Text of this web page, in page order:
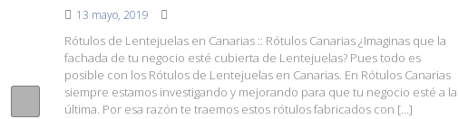
13 mayo, 2019
Rótulos de Lentejuelas en Canarias :: Rótulos Canarias ¿Imaginas que la
fachada de tu negocio esté cubierta de Lentejuelas? Pues todo es
posible con los Rótulos de Lentejuelas en Canarias. En Rótulos Canarias
siempre estamos investigando y mejorando para que tu negocio esté a la
última. Por esa razón te traemos estos rótulos fabricados con […]